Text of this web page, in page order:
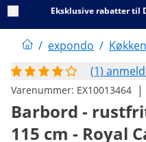
Eksklusive rabatter til
/ expondo /
(1)
Varenummer: EX10013464 |
Barbord -
115 cm - Royal